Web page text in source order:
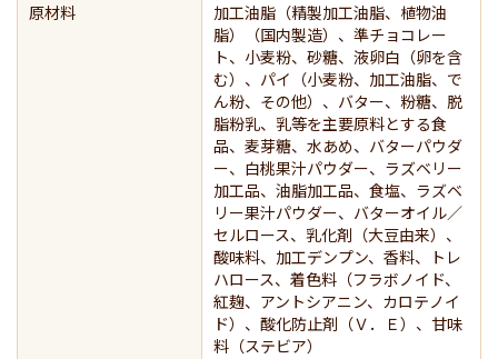
原材料
加工油脂（精製加工油脂、植物油
脂）（国内製造）、準チョコレー
ト、小麦粉、砂糖、液卵白（卵を含
む）、パイ（小麦粉、加工油脂、で
ん粉、その他）、バター、粉糖、脱
脂粉乳、乳等を主要原料とする食
品、麦芽糖、水あめ、バターパウダ
ー、白桃果汁パウダー、ラズベリー
加工品、油脂加工品、食塩、ラズベ
リー果汁パウダー、バターオイル／
セルロース、乳化剤（大豆由来）、
酸味料、加工デンプン、香料、トレ
ハロース、着色料（フラボノイド、
紅麹、アントシアニン、カロテノイ
ド）、酸化防止剤（Ｖ．Ｅ）、甘味
料（ステビア）